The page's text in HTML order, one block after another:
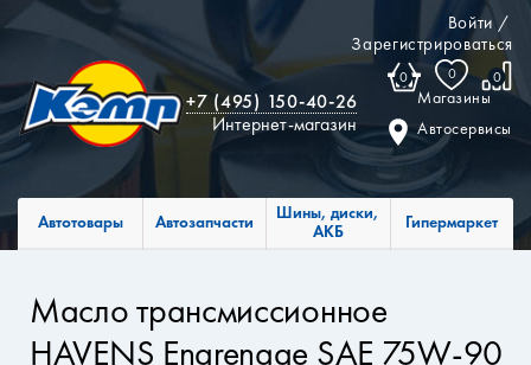
Войти /
Зарегистрироваться
0 0 0
Магазины
Автосервисы
+7 (495) 150-40-26
Интернет-магазин
Автотовары Автозапчасти
Шины, диски,
АКБ
Гипермаркет
Масло трансмиссионное
HAVENS Engrenage SAE 75W-90